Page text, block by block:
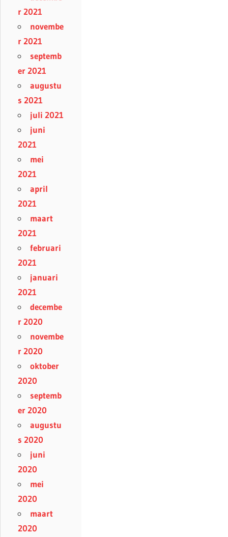
r 2021
novembe
r 2021
septemb
er 2021
augustu
s 2021
juli 2021
juni
2021
mei
2021
april
2021
maart
2021
februari
2021
januari
2021
decembe
r 2020
novembe
r 2020
oktober
2020
septemb
er 2020
augustu
s 2020
juni
2020
mei
2020
maart
2020